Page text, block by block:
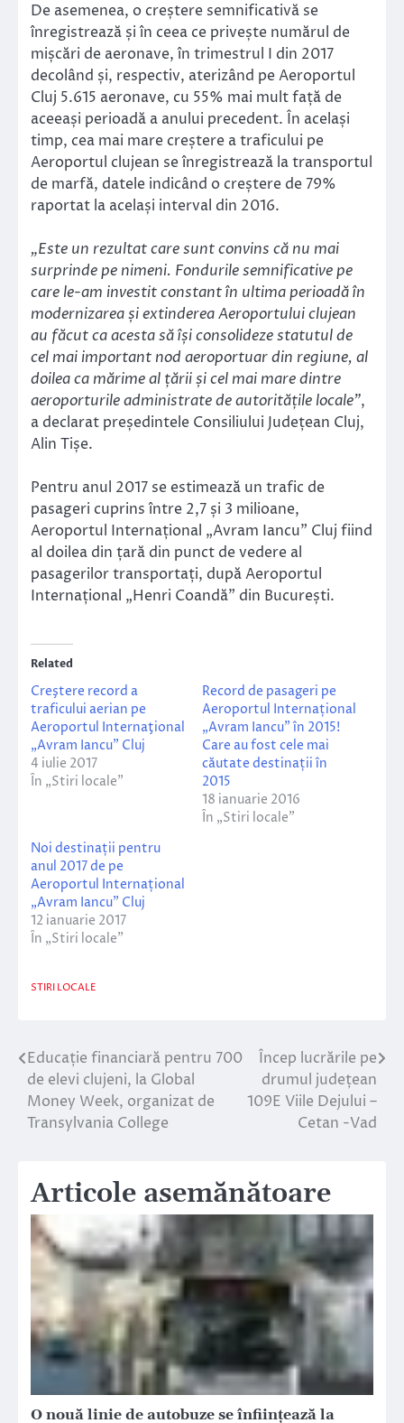
De asemenea, o creștere semnificativă se
înregistrează și în ceea ce privește numărul de
mișcări de aeronave, în trimestrul I din 2017
decolând și, respectiv, aterizând pe Aeroportul
Cluj 5.615 aeronave, cu 55% mai mult față de
aceeași perioadă a anului precedent. În același
timp, cea mai mare creștere a traficului pe
Aeroportul clujean se înregistrează la transportul
de marfă, datele indicând o creștere de 79%
raportat la același interval din 2016.
„Este un rezultat care sunt convins că nu mai
surprinde pe nimeni. Fondurile semnificative pe
care le-am investit constant în ultima perioadă în
modernizarea și extinderea Aeroportului clujean
au făcut ca acesta să își consolideze statutul de
cel mai important nod aeroportuar din regiune, al
doilea ca mărime al țării și cel mai mare dintre
aeroporturile administrate de autoritățile locale”,
a declarat președintele Consiliului Județean Cluj,
Alin Tișe.
Pentru anul 2017 se estimează un trafic de
pasageri cuprins între 2,7 și 3 milioane,
Aeroportul Internațional „Avram Iancu” Cluj fiind
al doilea din țară din punct de vedere al
pasagerilor transportați, după Aeroportul
Internațional „Henri Coandă” din București.
Related
Creştere record a
traficului aerian pe
Aeroportul Internaţional
„Avram Iancu” Cluj
4 iulie 2017
În „Stiri locale”
Record de pasageri pe
Aeroportul Internațional
„Avram Iancu” în 2015!
Care au fost cele mai
căutate destinații în
2015
18 ianuarie 2016
În „Stiri locale”
Noi destinații pentru
anul 2017 de pe
Aeroportul Internațional
„Avram Iancu” Cluj
12 ianuarie 2017
În „Stiri locale”
STIRI LOCALE
Navigare
în
articole
Educație financiară pentru 700
de elevi clujeni, la Global
Money Week, organizat de
Transylvania College
Încep lucrările pe
drumul județean
109E Viile Dejului –
Cetan -Vad
Articole asemănătoare
O nouă linie de autobuze se înfiinţează la